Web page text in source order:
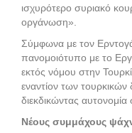
ισχυρότερο συριακό
οργάνωση».
Σύμφωνα με τον
πανομοιότυπο με το
εκτός νόμου στην
εναντίον των
διεκδικώντας αυτονομία
Νέους συμμάχους